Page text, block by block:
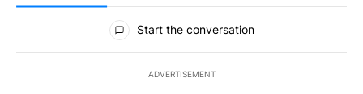
All Comments
Start the conversation
ADVERTISEMENT